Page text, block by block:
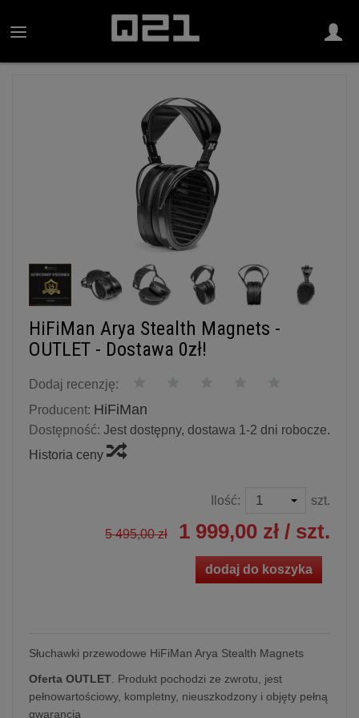
HiFiMan Arya Stealth Magnets -
OUTLET - Dostawa 0zł!
Dodaj recenzję:
Producent: HiFiMan
Dostępność: Jest dostępny, dostawa 1-2 dni robocze.
Historia ceny
Ilość: szt.
5 495,00 zł 1 999,00 zł / szt.
dodaj do koszyka
Słuchawki przewodowe HiFiMan Arya Stealth Magnets
Oferta OUTLET . Produkt pochodzi ze zwrotu, jest
pełnowartościowy, kompletny, nieuszkodzony i objęty pełną
gwarancją